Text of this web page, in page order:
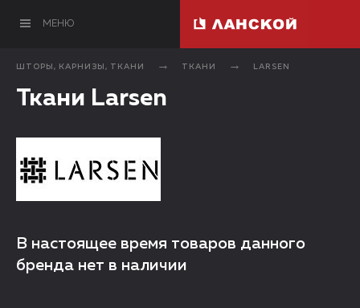
МЕНЮ
ШТОРЫ, КАРНИЗЫ, ТКАНИ ТКАНИ LARSEN
Ткани Larsen
В настоящее время товаров данного
бренда нет в наличии